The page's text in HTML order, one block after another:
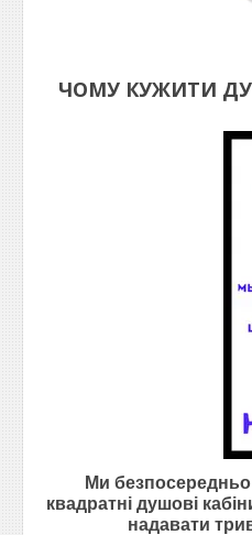
ЧОМУ КУЖИТИ
Ми
квадратні душові
надавати